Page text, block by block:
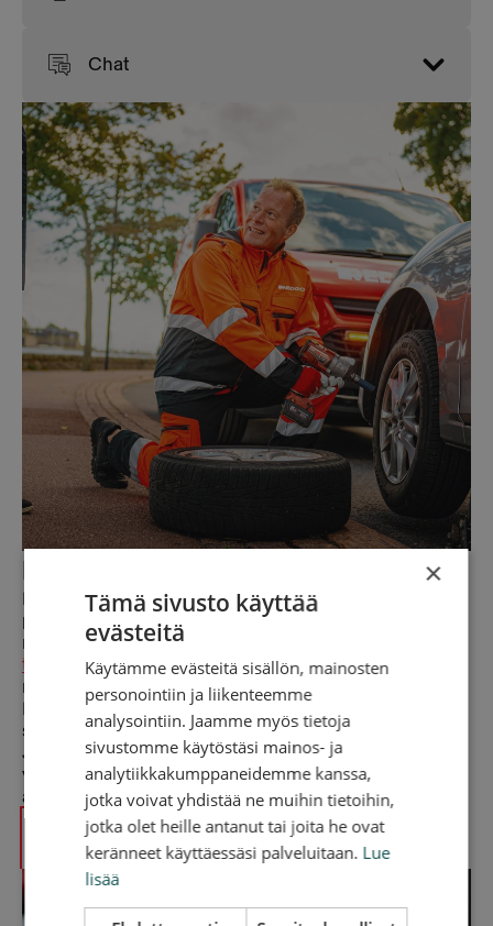
Chat
REDGO tarjoaa nopean ja tehokkaan renkaan
paikkauspalvelun tien päällä. Oli kyseessä sitten
renkaan kulutuspinnassa oleva ruuvi tai naula,
tiepalvelumekaanikkoarvioi tilanteen ja paikkaa
renkaan.
Renkaan paikkaaminen omatoimisesti ei ole
suositeltavaa, koska vauriot voivat pahentua.
Jos ajat tyhjällä renkaalla, renkaan runko voi
vaurioitua korjauskelvottomaksi. On siis parasta
antaa tehtävä kokeneelle ammattilaiselle.
Renkaan paikkaus
×
Tämä sivusto käyttää
evästeitä
Käytämme evästeitä sisällön, mainosten
personointiin ja liikenteemme
analysointiin. Jaamme myös tietoja
sivustomme käytöstäsi mainos- ja
analytiikkakumppaneidemme kanssa,
jotka voivat yhdistää ne muihin tietoihin,
jotka olet heille antanut tai joita he ovat
keränneet käyttäessäsi palveluitaan. Lue
lisää